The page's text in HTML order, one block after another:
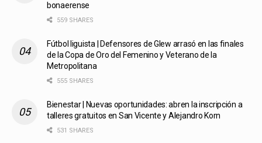
bonaerense
559 SHARES
Fútbol liguista | Defensores de Glew arrasó en las finales
de la Copa de Oro del Femenino y Veterano de la
Metropolitana
555 SHARES
Bienestar | Nuevas oportunidades: abren la inscripción a
talleres gratuitos en San Vicente y Alejandro Korn
531 SHARES